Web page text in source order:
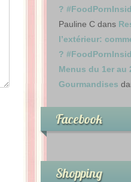
?
Pauline Cdans
l’extérieur:
?
Menus du 1er au
Gourmandises
Facebook
Shopping